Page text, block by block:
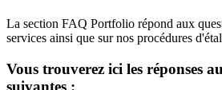
La section FAQ Portfolio répond aux
services ainsi que sur nos procédures
Vous trouverez ici les réponses
suivantes :